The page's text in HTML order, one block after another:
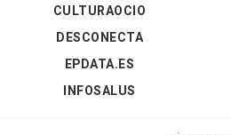
CULTURAOCIO
DESCONECTA
EPDATA.ES
INFOSALUS